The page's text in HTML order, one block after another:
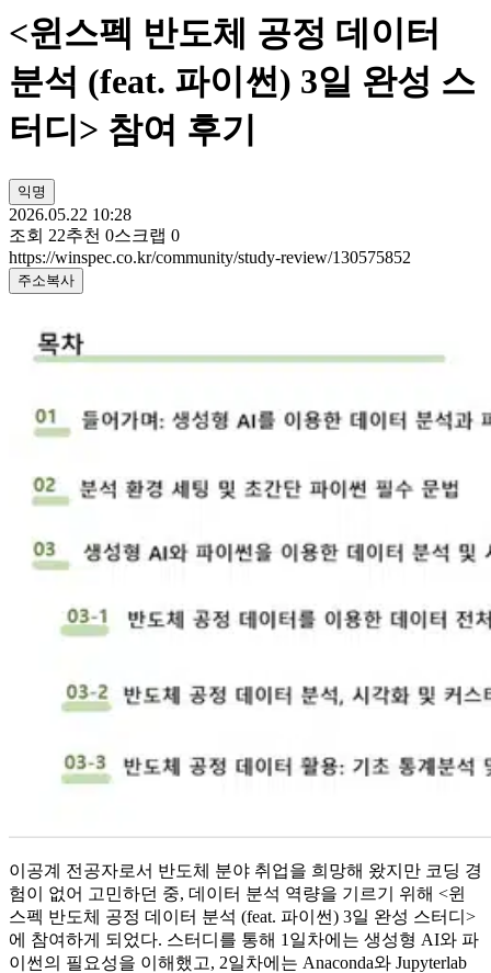
<윈스펙 반도체 공정 데이터
분석 (feat. 파이썬) 3일 완성 스
터디> 참여 후기
익명
2026.05.22 10:28
조회 22추천 0스크랩 0
https://winspec.co.kr/community/study-review/130575852
주소복사
이공계 전공자로서 반도체 분야 취업을 희망해 왔지만 코딩 경
험이 없어 고민하던 중, 데이터 분석 역량을 기르기 위해 <윈
스펙 반도체 공정 데이터 분석 (feat. 파이썬) 3일 완성 스터디>
에 참여하게 되었다. 스터디를 통해 1일차에는 생성형 AI와 파
이썬의 필요성을 이해했고, 2일차에는 Anaconda와 Jupyterlab